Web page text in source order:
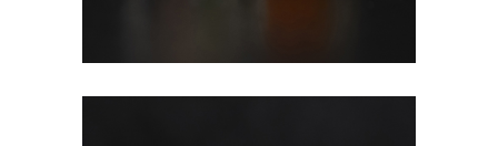
В КОРЗИНУ